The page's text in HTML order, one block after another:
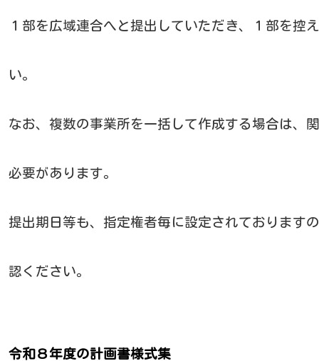
１部を広域連合へと提出していただき、１部を控
い。
なお、複数の事業所を一括して作成する場合は、
必要があります。
提出期日等も、指定権者毎に設定されております
認ください。
令和８年度の計画書様式集